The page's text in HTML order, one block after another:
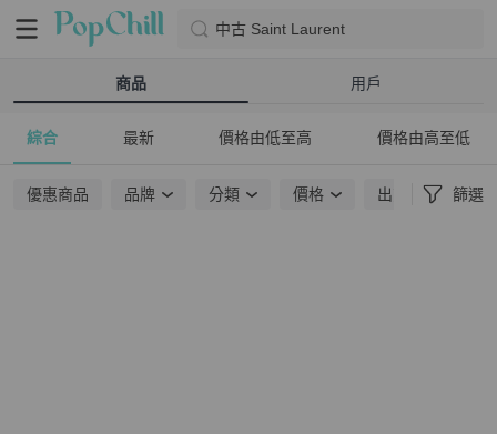
中古 Saint Laurent
商品 用戶
綜合 最新 價格由低至高 價格由高至低
優惠商品 品牌 分類 價格 出貨地點 篩選